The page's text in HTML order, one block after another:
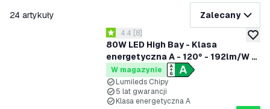
24 artykuły Zalecany
80W LED High Bay - Klasa
energetyczna A - 120° - 192lm/W -
6000K - IP65 - Możliwość
przyciemniania
otwórz panel recenzji
4.4 Gwiazdki oceny
4.4 [8]
W magazynie
Lumileds Chipy
5 lat gwarancji
Klasa energetyczna A
filtruj